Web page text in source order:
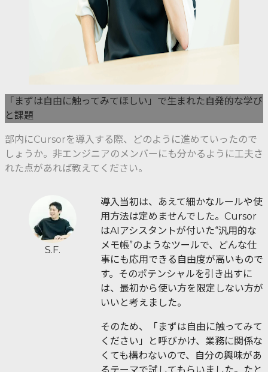
「まずは自由に触ってみてほしい」で生まれた自発的な学び
と課題
部内にCursorを導入する際、どのように進めていったので
しょうか。非エンジニアのメンバーにも分かるように工夫さ
れた点があれば教えてください。
S.F.
導入当初は、あえて細かなルールや使
用方法は定めませんでした。Cursor
はAIアシスタントが付いた“汎用的な
メモ帳”のようなツールで、どんな仕
事にも応用できる自由度が高いもので
す。そのポテンシャルを引き出すに
は、最初から使い方を限定しない方が
いいと考えました。
そのため、「まずは自由に触ってみて
ください」と呼びかけ、業務に関係な
くても構わないので、自分の興味があ
るテーマで試してもらいました。たと